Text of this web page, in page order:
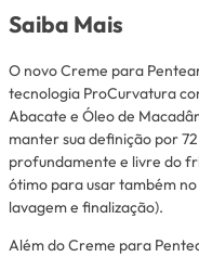
Saiba Mais
O novo Creme para
tecnologia ProCurvatura
Abacate e Óleo de
manter sua definição por
profundamente e livre do
ótimo para usar também
lavagem e finalização).
Além do Creme para